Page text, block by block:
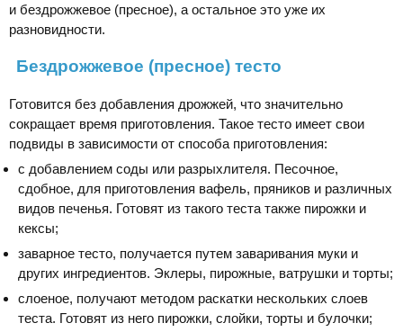
и бездрожжевое (пресное), а остальное это уже их
разновидности.
Бездрожжевое (пресное) тесто
Готовится без добавления дрожжей, что значительно
сокращает время приготовления. Такое тесто имеет свои
подвиды в зависимости от способа приготовления:
с добавлением соды или разрыхлителя. Песочное,
сдобное, для приготовления вафель, пряников и различных
видов печенья. Готовят из такого теста также пирожки и
кексы;
заварное тесто, получается путем заваривания муки и
других ингредиентов. Эклеры, пирожные, ватрушки и торты;
слоеное, получают методом раскатки нескольких слоев
теста. Готовят из него пирожки, слойки, торты и булочки;